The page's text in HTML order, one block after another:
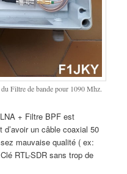
Filtre de bande pour 1090 Mhz.
+ Filtre BPF est
d’avoir un câble coaxial 50
mauvaise qualité ( ex:
RTL-SDR sans trop de